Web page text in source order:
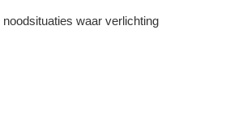
waar verlichting